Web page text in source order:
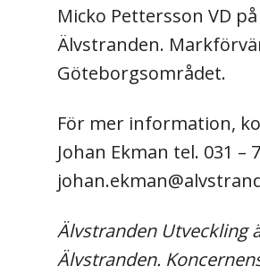
Micko Pettersson VD
Älvstranden.
Göteborgsområdet.
För mer information,
Johan Ekman tel. 031 –
Älvstranden Utveckling
Älvstranden.